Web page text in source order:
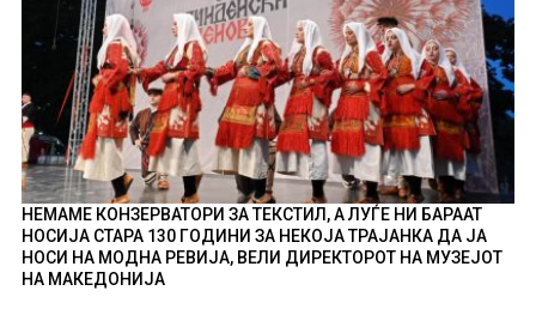
НЕМАМЕ КОНЗЕРВАТОРИ ЗА ТЕКСТИЛ, А ЛУЃЕ НИ БАРААТ
НОСИЈА СТАРА 130 ГОДИНИ ЗА НЕКОЈА ТРАЈАНКА ДА ЈА
НОСИ НА МОДНА РЕВИЈА, ВЕЛИ ДИРЕКТОРОТ НА МУЗЕЈОТ
НА МАКЕДОНИЈА